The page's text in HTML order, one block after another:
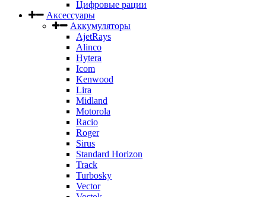
Цифровые рации
Аксессуары
Аккумуляторы
AjetRays
Alinco
Hytera
Icom
Kenwood
Lira
Midland
Motorola
Racio
Roger
Sirus
Standard Horizon
Track
Turbosky
Vector